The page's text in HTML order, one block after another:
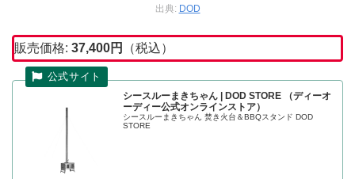
出典: DOD
販売価格: 37,400円 （税込）
シースルーまきちゃん | DOD STORE （ディーオ
ーディー公式オンラインストア）
シースルーまきちゃん 焚き火台＆BBQスタンド DOD
STORE